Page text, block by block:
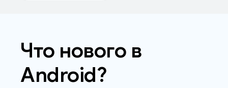
Что нового в
Android?